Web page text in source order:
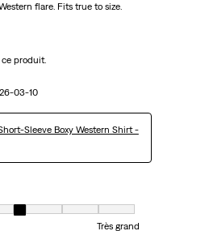
flare. Fits true to size.
produit.
03-10
Sleeve Boxy Western Shirt -
à Très petit et 7 est égal à Très grand
Très grand